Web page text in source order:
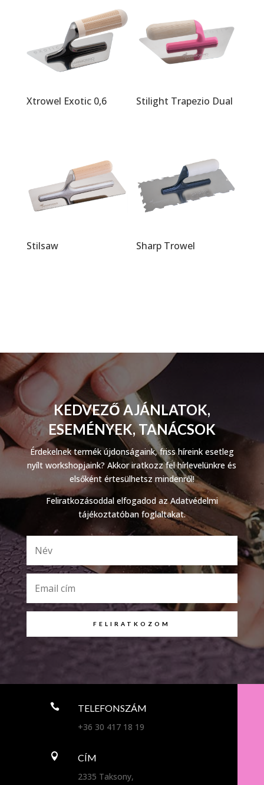
Xtrowel Exotic 0,6 Stilight Trapezio Dual
Stilsaw Sharp Trowel
KEDVEZŐ AJÁNLATOK,
ESEMÉNYEK, TANÁCSOK
Érdekelnek termék újdonságaink, friss híreink esetleg
nyílt workshopjaink? Akkor iratkozz fel hírlevelünkre és
elsőként értesülhetsz mindenről!
Feliratkozásoddal elfogadod az Adatvédelmi
tájékoztatóban foglaltakat.
FELIRATKOZOM

TELEFONSZÁM
+36 30 417 18 19

CÍM
2335 Taksony,